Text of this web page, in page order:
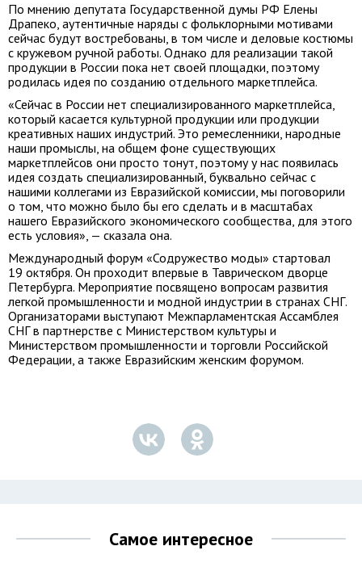
По мнению депутата Государственной думы РФ Елены
Драпеко, аутентичные наряды с фольклорными мотивами
сейчас будут востребованы, в том числе и деловые костюмы
с кружевом ручной работы. Однако для реализации такой
продукции в России пока нет своей площадки, поэтому
родилась идея по созданию отдельного маркетплейса.
«Сейчас в России нет специализированного маркетплейса,
который касается культурной продукции или продукции
креативных наших индустрий. Это ремесленники, народные
наши промыслы, на общем фоне существующих
маркетплейсов они просто тонут, поэтому у нас появилась
идея создать специализированный, буквально сейчас с
нашими коллегами из Евразийской комиссии, мы поговорили
о том, что можно было бы его сделать и в масштабах
нашего Евразийского экономического сообщества, для этого
есть условия», — сказала она.
Международный форум «Содружество моды» стартовал
19 октября. Он проходит впервые в Таврическом дворце
Петербурга. Мероприятие посвящено вопросам развития
легкой промышленности и модной индустрии в странах СНГ.
Организаторами выступают Межпарламентская Ассамблея
СНГ в партнерстве с Министерством культуры и
Министерством промышленности и торговли Российской
Федерации, а также Евразийским женским форумом.
Самое интересное